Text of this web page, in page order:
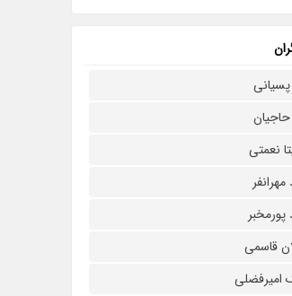
پسیانی
حاجیان
نعمتی
قاسمی
امیرفضلی